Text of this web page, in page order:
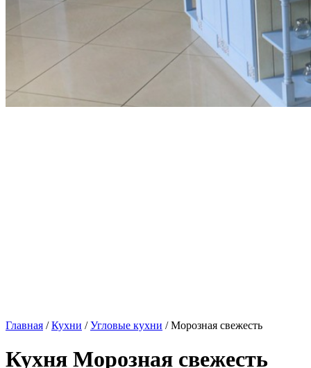
Главная /Кухни /Угловые кухни / Морозная свежесть
Кухня Морозная свежесть